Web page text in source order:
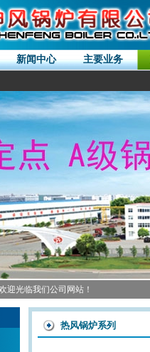
新闻中心 主要业务
迎光临我们公司网站！
热风锅炉系列